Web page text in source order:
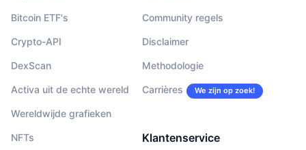
Bitcoin ETF's
Crypto-API
DexScan
Activa uit de echte wereld
Wereldwijde grafieken
NFTs
Community regels
Disclaimer
Methodologie
Carrières We zijn op zoek!
Klantenservice